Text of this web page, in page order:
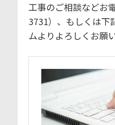
工事のご相談などお
3731）、もしくは下
ムよりよろしくお願